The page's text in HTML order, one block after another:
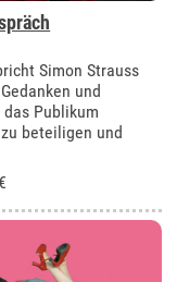
Simon Strauss
und
Publikum
beteiligen und